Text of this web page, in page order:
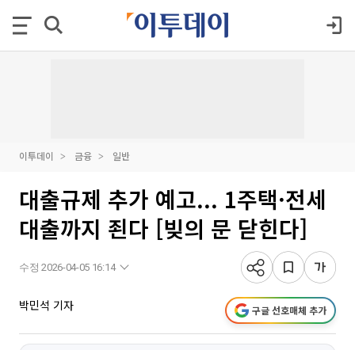
이투데이 금융 일반
대출규제 추가 예고... 1주택·전세
대출까지 죈다 [빚의 문 닫힌다]
수정 2026-04-05 16:14
박민석 기자 구글 선호매체 추가